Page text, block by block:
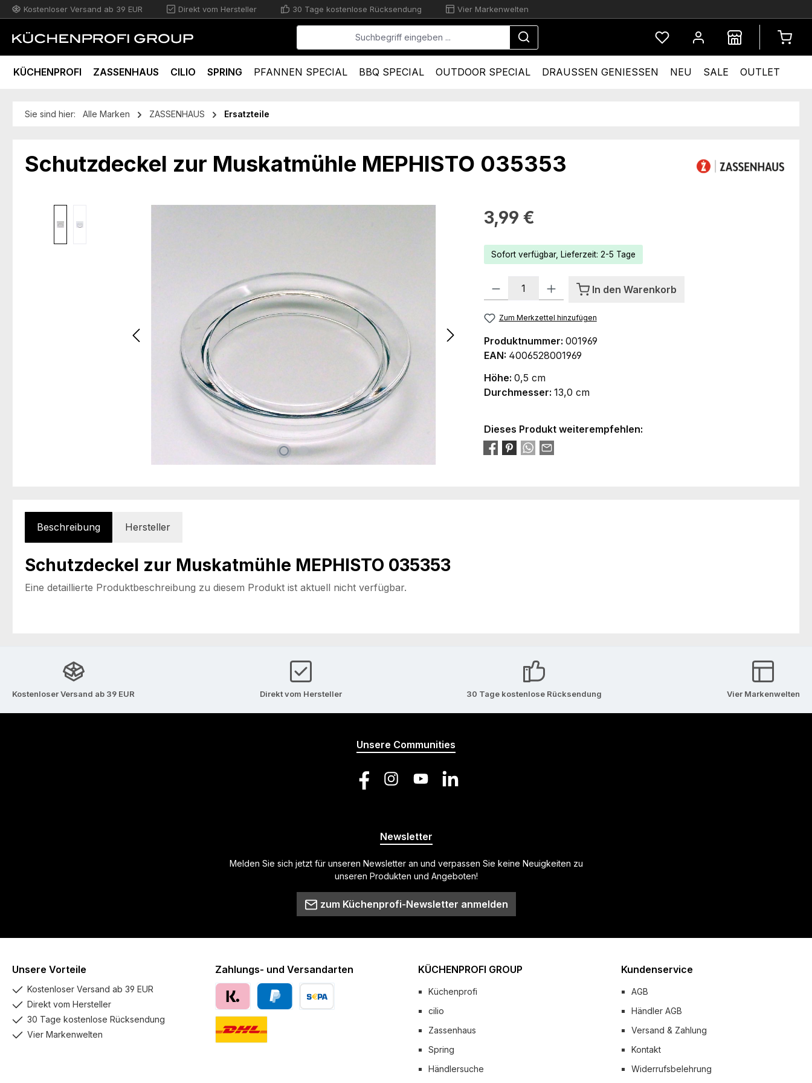
Hauptinhalt springen
Zur Suche springen
Zur Hauptnavigation springen
Kostenloser Versand ab 39 EUR Direkt vom Hersteller 30 Tage kostenlose Rücksendung Vier Markenwelten
Du hast 0 Produkte auf dem
KÜCHENPROFI ZASSENHAUS CILIO SPRING PFANNEN SPECIAL BBQ SPECIAL OUTDOOR SPECIAL DRAUSSEN GENIESSEN NEU SALE OUTLET
Sie sind hier: Alle Marken ZASSENHAUS Ersatzteile
Schutzdeckel zur Muskatmühle MEPHISTO 035353
Regulärer Preis:
3,99 €
Sofort verfügbar, Lieferzeit: 2-5 Tage
Produkt Anzahl: Gib den gewünschten Wert ein oder benutze die Schaltflächen
In den Warenkorb
Zum Merkzettel hinzufügen
Produktnummer: 001969
EAN: 4006528001969
Höhe: 0,5 cm
Durchmesser: 13,0 cm
Dieses Produkt weiterempfehlen:
Beschreibung Hersteller
Schutzdeckel zur Muskatmühle MEPHISTO 035353
Eine detaillierte Produktbeschreibung zu diesem Produkt ist aktuell nicht verfügbar.
Kostenloser Versand ab 39 EUR Direkt vom Hersteller 30 Tage kostenlose Rücksendung Vier Markenwelten
Unsere Communities
FacebookInstagramYouTube LinkedIn
Newsletter
Melden Sie sich jetzt für unseren Newsletter an und verpassen Sie keine Neuigkeiten zu
unseren Produkten und Angeboten!
zum Küchenprofi-Newsletter anmelden
Unsere Vorteile
Kostenloser Versand ab 39 EUR
Direkt vom Hersteller
30 Tage kostenlose Rücksendung
Vier Markenwelten
Zahlungs- und Versandarten
PayPal
Klarna
KÜCHENPROFI GROUP
Küchenprofi
cilio
Zassenhaus
Spring
Händlersuche
Kundenservice
AGB
Händler AGB
Versand & Zahlung
Kontakt
Widerrufsbelehrung